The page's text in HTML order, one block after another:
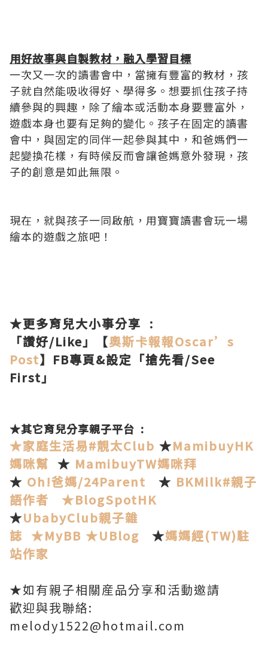
用好故事與自製教材，融入學習目標
一次又一次的讀書會中，當擁有豐富的教材，孩
子就自然能吸收得好、學得多。想要抓住孩子持
續參與的興趣，除了繪本或活動本身要豐富外，
遊戲本身也要有足夠的變化。孩子在固定的讀書
會中，與固定的同伴一起參與其中，和爸媽們一
起變換花樣，有時候反而會讓爸媽意外發現，孩
子的創意是如此無限。
現在，就與孩子一同啟航，用寶寶讀書會玩一場
繪本的遊戲之旅吧！
★更多育兒大小事分享 :
「讚好/Like」【奧斯卡報報Oscar’s
Post】FB專頁&設定「搶先看/See
First」
★其它育兒分享親子平台 :
★家庭生活易#靚太Club ★MamibuyHK
媽咪幫 ★ MamibuyTW媽咪拜
★ Oh!爸媽/24Parent ★ BKMilk#親子
語作者
★BlogSpotHK
★UbabyClub親子雜
誌 ★MyBB ★UBlog ★媽媽經(TW)駐
站作家
★如有親子相關産品分享和活動邀請
歡迎與我聯絡:
melody1522@hotmail.com